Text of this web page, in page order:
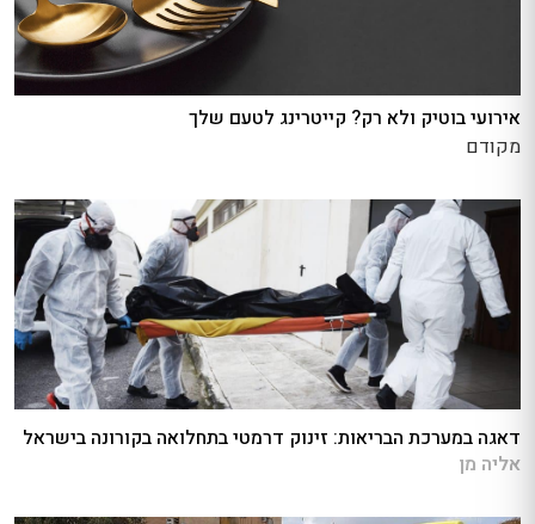
אירועי בוטיק ולא רק? קייטרינג לטעם שלך
מקודם
דאגה במערכת הבריאות: זינוק דרמטי בתחלואה בקורונה בישראל
אליה מן